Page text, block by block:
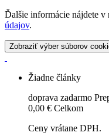
Ďalšie informácie nájdete v
údajov.
Zobraziť výber súborov
Žiadne články
doprava zadarmo
0,00 € Celkom
Ceny vrátane DPH.